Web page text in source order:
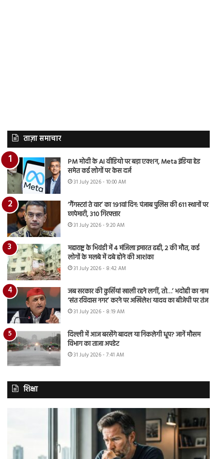
ताज़ा समाचार
PM मोदी के AI वीडियो पर बड़ा एक्शन, Meta इंडिया हेड
समेत कई लोगों पर केस दर्ज
31 July 2026 - 10:00 AM
‘गैंगस्टरां ते वार’ का 191वां दिन: पंजाब पुलिस की 611 स्थानों पर
छापेमारी, 310 गिरफ्तार
31 July 2026 - 9:20 AM
महाराष्ट्र के भिवंडी में 4 मंजिला इमारत ढही, 2 की मौत, कई
लोगों के मलबे में दबे होने की आशंका
31 July 2026 - 8:42 AM
जब सरकार की कुर्सियां खाली रहने लगीं, तो…’ भदोही का नाम
‘संत रविदास नगर’ करने पर अखिलेश यादव का बीजेपी पर तंज
31 July 2026 - 8:19 AM
दिल्ली में आज बरसेंगे बादल या निकलेगी धूप? जानें मौसम
विभाग का ताजा अपडेट
31 July 2026 - 7:41 AM
शिक्षा